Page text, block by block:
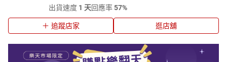
出貨速度 1 天回應率57%
追蹤店家 逛店舖